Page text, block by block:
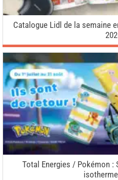
Catalogue Lidl de la semaine
Total Energies / Pokémon :